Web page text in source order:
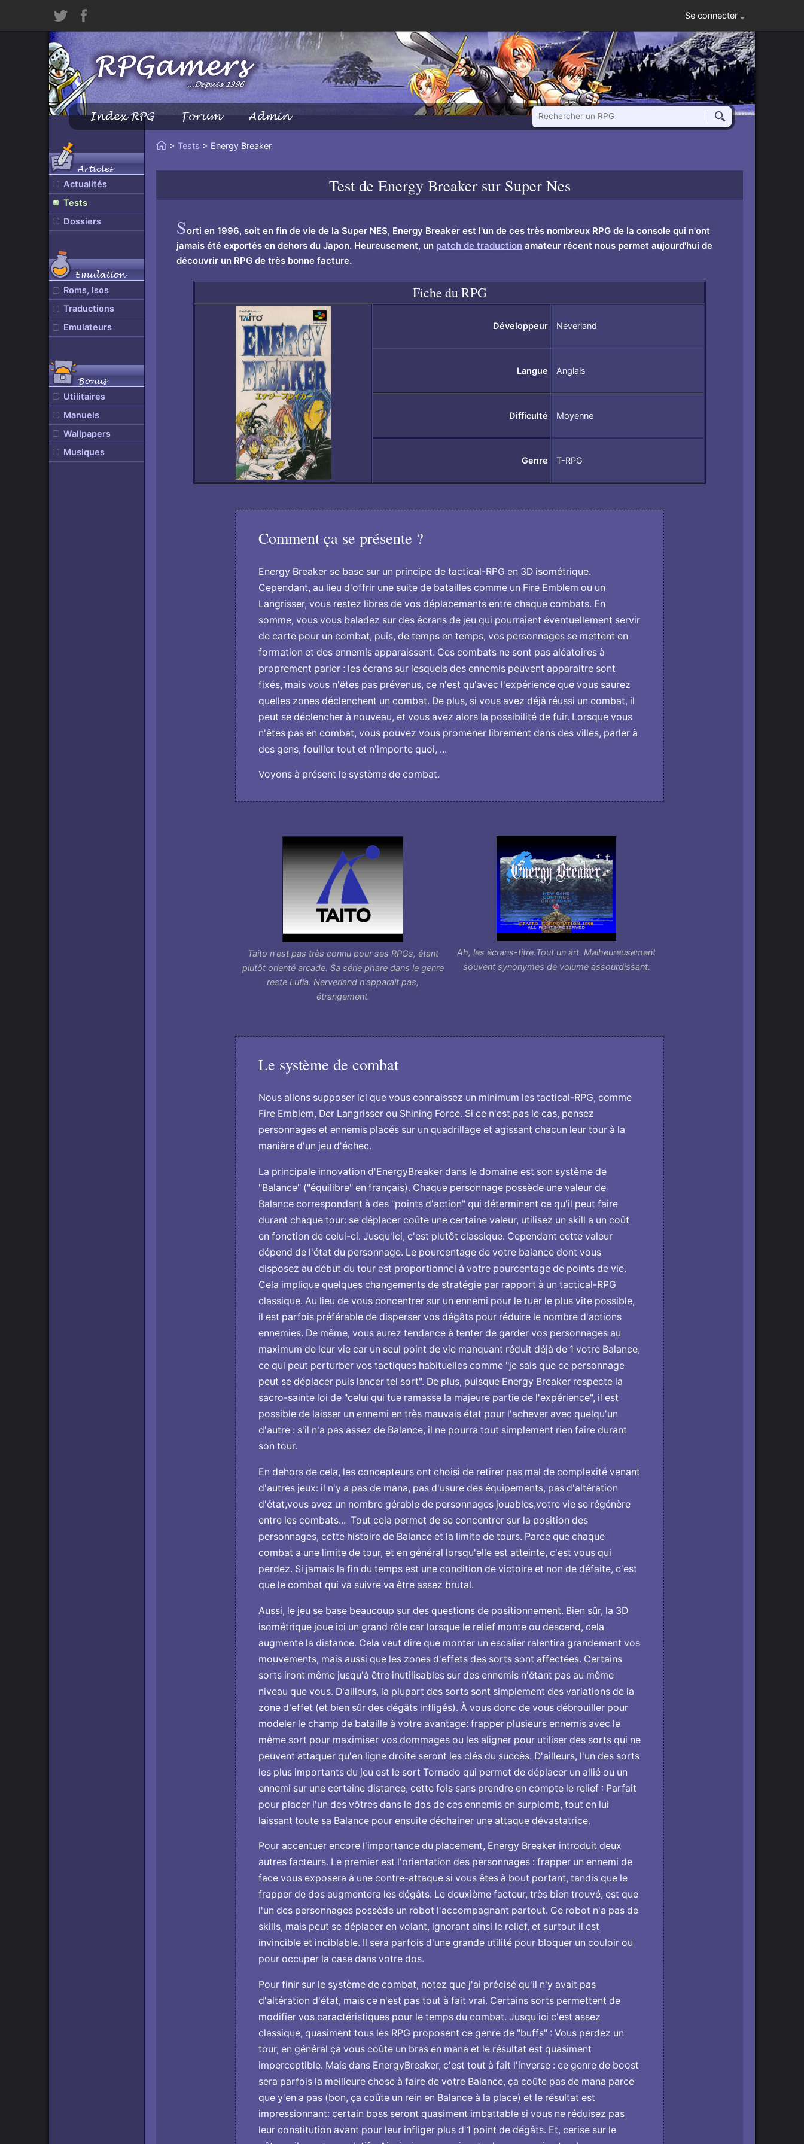
Twitter
Facebook Se connecter
Index RPG Forum Admin
Rechercher un RPG
Rechercher
Menu
Principal
Articles
Actualités
Tests
Dossiers
Emulation
Roms, Isos
Traductions
Emulateurs
Bonus
Utilitaires
Manuels
Wallpapers
Musiques
Vous
Accueil
> Tests > Energy Breaker
Test de Energy Breakersur Super Nes
Sorti en 1996, soit en fin de vie de la Super NES, Energy Breaker est l'un de ces très nombreux RPG de la console qui n'ont
jamais été exportés en dehors du Japon. Heureusement, un patch de traduction amateur récent nous permet aujourd'hui de
découvrir un RPG de très bonne facture.
Fiche du RPG
Développeur Neverland
Langue Anglais
Difficulté Moyenne
Genre T-RPG
Comment ça se présente ?
Energy Breaker se base sur un principe de tactical-RPG en 3D isométrique.
Cependant, au lieu d'offrir une suite de batailles comme un Fire Emblem ou un
Langrisser, vous restez libres de vos déplacements entre chaque combats. En
somme, vous vous baladez sur des écrans de jeu qui pourraient éventuellement servir
de carte pour un combat, puis, de temps en temps, vos personnages se mettent en
formation et des ennemis apparaissent. Ces combats ne sont pas aléatoires à
proprement parler : les écrans sur lesquels des ennemis peuvent apparaitre sont
fixés, mais vous n'êtes pas prévenus, ce n'est qu'avec l'expérience que vous saurez
quelles zones déclenchent un combat. De plus, si vous avez déjà réussi un combat, il
peut se déclencher à nouveau, et vous avez alors la possibilité de fuir. Lorsque vous
n'êtes pas en combat, vous pouvez vous promener librement dans des villes, parler à
des gens, fouiller tout et n'importe quoi, ...
Voyons à présent le système de combat.
Taito n'est pas très connu pour ses RPGs, étant
plutôt orienté arcade. Sa série phare dans le genre
reste Lufia. Nerverland n'apparait pas,
étrangement.
Ah, les écrans-titre.Tout un art. Malheureusement
souvent synonymes de volume assourdissant.
Le système de combat
Nous allons supposer ici que vous connaissez un minimum les tactical-RPG, comme
Fire Emblem, Der Langrisser ou Shining Force. Si ce n'est pas le cas, pensez
personnages et ennemis placés sur un quadrillage et agissant chacun leur tour à la
manière d'un jeu d'échec.
La principale innovation d'EnergyBreaker dans le domaine est son système de
"Balance" ("équilibre" en français). Chaque personnage possède une valeur de
Balance correspondant à des "points d'action" qui déterminent ce qu'il peut faire
durant chaque tour: se déplacer coûte une certaine valeur, utilisez un skill a un coût
en fonction de celui-ci. Jusqu'ici, c'est plutôt classique. Cependant cette valeur
dépend de l'état du personnage. Le pourcentage de votre balance dont vous
disposez au début du tour est proportionnel à votre pourcentage de points de vie.
Cela implique quelques changements de stratégie par rapport à un tactical-RPG
classique. Au lieu de vous concentrer sur un ennemi pour le tuer le plus vite possible,
il est parfois préférable de disperser vos dégâts pour réduire le nombre d'actions
ennemies. De même, vous aurez tendance à tenter de garder vos personnages au
maximum de leur vie car un seul point de vie manquant réduit déjà de 1 votre Balance,
ce qui peut perturber vos tactiques habituelles comme "je sais que ce personnage
peut se déplacer puis lancer tel sort". De plus, puisque Energy Breaker respecte la
sacro-sainte loi de "celui qui tue ramasse la majeure partie de l'expérience", il est
possible de laisser un ennemi en très mauvais état pour l'achever avec quelqu'un
d'autre : s'il n'a pas assez de Balance, il ne pourra tout simplement rien faire durant
son tour.
En dehors de cela, les concepteurs ont choisi de retirer pas mal de complexité venant
d'autres jeux: il n'y a pas de mana, pas d'usure des équipements, pas d'altération
d'état,vous avez un nombre gérable de personnages jouables,votre vie se régénère
entre les combats... Tout cela permet de se concentrer sur la position des
personnages, cette histoire de Balance et la limite de tours. Parce que chaque
combat a une limite de tour, et en général lorsqu'elle est atteinte, c'est vous qui
perdez. Si jamais la fin du temps est une condition de victoire et non de défaite, c'est
que le combat qui va suivre va être assez brutal.
Aussi, le jeu se base beaucoup sur des questions de positionnement. Bien sûr, la 3D
isométrique joue ici un grand rôle car lorsque le relief monte ou descend, cela
augmente la distance. Cela veut dire que monter un escalier ralentira grandement vos
mouvements, mais aussi que les zones d'effets des sorts sont affectées. Certains
sorts iront même jusqu'à être inutilisables sur des ennemis n'étant pas au même
niveau que vous. D'ailleurs, la plupart des sorts sont simplement des variations de la
zone d'effet (et bien sûr des dégâts infligés). À vous donc de vous débrouiller pour
modeler le champ de bataille à votre avantage: frapper plusieurs ennemis avec le
même sort pour maximiser vos dommages ou les aligner pour utiliser des sorts qui ne
peuvent attaquer qu'en ligne droite seront les clés du succès. D'ailleurs, l'un des sorts
les plus importants du jeu est le sort Tornado qui permet de déplacer un allié ou un
ennemi sur une certaine distance, cette fois sans prendre en compte le relief : Parfait
pour placer l'un des vôtres dans le dos de ces ennemis en surplomb, tout en lui
laissant toute sa Balance pour ensuite déchainer une attaque dévastatrice.
Pour accentuer encore l'importance du placement, Energy Breaker introduit deux
autres facteurs. Le premier est l'orientation des personnages : frapper un ennemi de
face vous exposera à une contre-attaque si vous êtes à bout portant, tandis que le
frapper de dos augmentera les dégâts. Le deuxième facteur, très bien trouvé, est que
l'un des personnages possède un robot l'accompagnant partout. Ce robot n'a pas de
skills, mais peut se déplacer en volant, ignorant ainsi le relief, et surtout il est
invincible et inciblable. Il sera parfois d'une grande utilité pour bloquer un couloir ou
pour occuper la case dans votre dos.
Pour finir sur le système de combat, notez que j'ai précisé qu'il n'y avait pas
d'altération d'état, mais ce n'est pas tout à fait vrai. Certains sorts permettent de
modifier vos caractéristiques pour le temps du combat. Jusqu'ici c'est assez
classique, quasiment tous les RPG proposent ce genre de "buffs" : Vous perdez un
tour, en général ça vous coûte un bras en mana et le résultat est quasiment
imperceptible. Mais dans EnergyBreaker, c'est tout à fait l'inverse : ce genre de boost
sera parfois la meilleure chose à faire de votre Balance, ça coûte pas de mana parce
que y'en a pas (bon, ça coûte un rein en Balance à la place) et le résultat est
impressionnant: certain boss seront quasiment imbattable si vous ne réduisez pas
leur constitution avant pour leur infliger plus d'1 point de dégâts. Et, cerise sur le